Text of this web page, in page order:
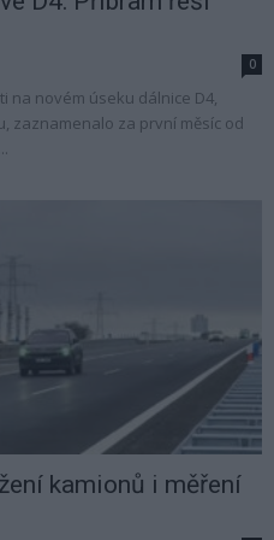
0
na novém úseku dálnice D4,
zaznamenalo za první měsíc od
kamionů i měření